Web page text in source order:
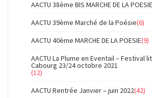
AACTU 38ème BIS MARCHE DE LA POESIE
AACTU 39ème Marché de la Poésie(6)
AACTU 40ème MARCHE DE LA POESIE(9)
AACTU La Plume en Eventail – Festival
Cabourg 23/24 octobre 2021
(12)
AACTU Rentrée Janvier – juin 2022(42)